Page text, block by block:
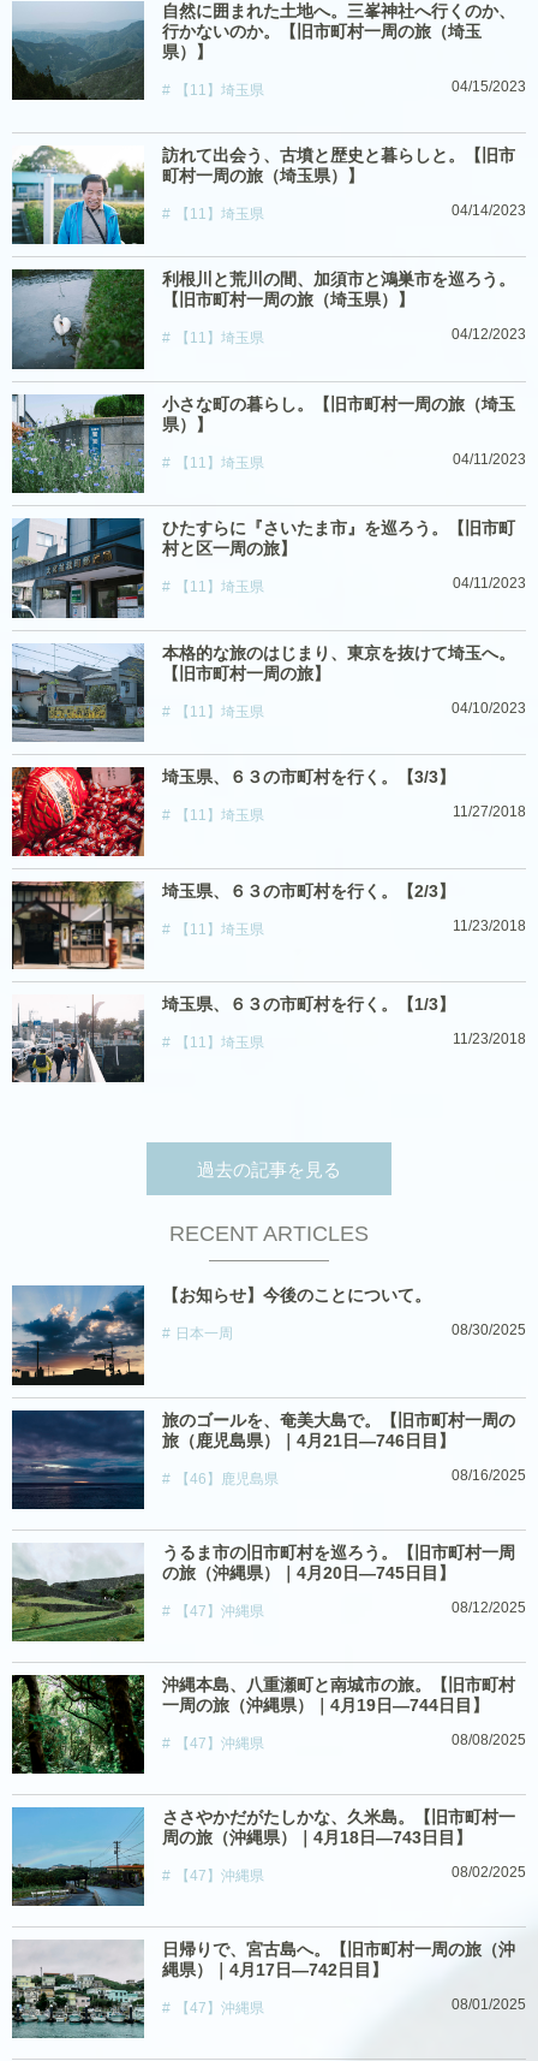
自然に囲まれた土地へ。三峯神社へ行くのか、
行かないのか。【旧市町村一周の旅（埼玉
県）】
【11】埼玉県 04/15/2023
訪れて出会う、古墳と歴史と暮らしと。【旧市
町村一周の旅（埼玉県）】
【11】埼玉県 04/14/2023
利根川と荒川の間、加須市と鴻巣市を巡ろう。
【旧市町村一周の旅（埼玉県）】
【11】埼玉県 04/12/2023
小さな町の暮らし。【旧市町村一周の旅（埼玉
県）】
【11】埼玉県 04/11/2023
ひたすらに『さいたま市』を巡ろう。【旧市町
村と区一周の旅】
【11】埼玉県 04/11/2023
本格的な旅のはじまり、東京を抜けて埼玉へ。
【旧市町村一周の旅】
【11】埼玉県 04/10/2023
埼玉県、６３の市町村を行く。【3/3】
【11】埼玉県 11/27/2018
埼玉県、６３の市町村を行く。【2/3】
【11】埼玉県 11/23/2018
埼玉県、６３の市町村を行く。【1/3】
【11】埼玉県 11/23/2018
過去の記事を見る
RECENT ARTICLES
【お知らせ】今後のことについて。
日本一周 08/30/2025
旅のゴールを、奄美大島で。【旧市町村一周の
旅（鹿児島県）｜4月21日―746日目】
【46】鹿児島県 08/16/2025
うるま市の旧市町村を巡ろう。【旧市町村一周
の旅（沖縄県）｜4月20日―745日目】
【47】沖縄県 08/12/2025
沖縄本島、八重瀬町と南城市の旅。【旧市町村
一周の旅（沖縄県）｜4月19日―744日目】
【47】沖縄県 08/08/2025
ささやかだがたしかな、久米島。【旧市町村一
周の旅（沖縄県）｜4月18日―743日目】
【47】沖縄県 08/02/2025
日帰りで、宮古島へ。【旧市町村一周の旅（沖
縄県）｜4月17日―742日目】
【47】沖縄県 08/01/2025